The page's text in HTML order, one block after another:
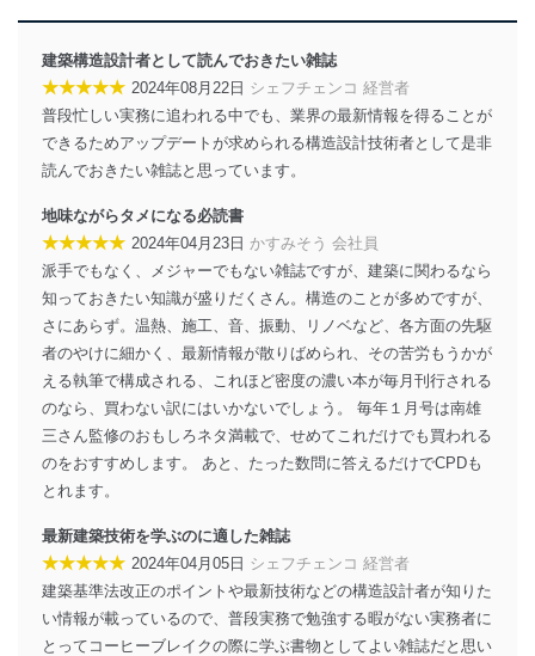
達成に必要な範囲内で適法かつ公正な手段によって取
得・利用・提供を行います。また、当社が保有している
個人情報は、同意を得ずに目的外利用、第三者への提
供・開示は行いません。当社においてはこれらの取り組
みを確実にするため、従業者等の教育を徹底してまいり
ます。また、目的外利用を行わないために、適切な管理
措置を講じます。
法令遵守
当社は、個人情報に関連する法令、国が定める指針及び
その他の規範を遵守します。また、当社の管理の仕組み
に、これらの法令及びその他の規範を常に適合させま
す。
個人情報の安全管理措置
当社は、個人情報の正確性及び安全性を確保するため
に、下記セキュリティ対策をはじめとする安全対策を実
施し、個人情報の漏えい、滅失またはき損の防止及び是
正に努めます。
個人データを取り扱うことのできる機器及び当該
機器を取り扱う従業者を明確化し、 個人データへ
の不要なアクセスを防止しています。
アクセス者の識別と認証
機器に標準装備されているユーザー制御機能（ユ
建築構造設計者として読んでおきたい雑誌
★★★★★ 2024年08月22日 シェフチェンコ 経営者
普段忙しい実務に追われる中でも、業界の最新情報を得ることが
できるためアップデートが求められる構造設計技術者として是非
読んでおきたい雑誌と思っています。
地味ながらタメになる必読書
★★★★★ 2024年04月23日 かすみそう 会社員
派手でもなく、メジャーでもない雑誌ですが、建築に関わるなら
知っておきたい知識が盛りだくさん。構造のことが多めですが、
さにあらず。温熱、施工、音、振動、リノベなど、各方面の先駆
者のやけに細かく、最新情報が散りばめられ、その苦労もうかが
える執筆で構成される、これほど密度の濃い本が毎月刊行される
のなら、買わない訳にはいかないでしょう。 毎年１月号は南雄
三さん監修のおもしろネタ満載で、せめてこれだけでも買われる
のをおすすめします。 あと、たった数問に答えるだけでCPDも
とれます。
最新建築技術を学ぶのに適した雑誌
★★★★★ 2024年04月05日 シェフチェンコ 経営者
建築基準法改正のポイントや最新技術などの構造設計者が知りた
い情報が載っているので、普段実務で勉強する暇がない実務者に
とってコーヒーブレイクの際に学ぶ書物としてよい雑誌だと思い